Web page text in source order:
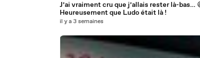
J’ai vraiment cru que j’allais rester là-bas…
Heureusement que Ludo était là !
il y a 3 semaines